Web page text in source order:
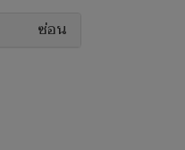
ซ่อน